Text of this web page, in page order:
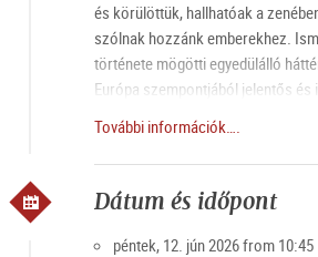
és körülöttük, hallhatóak a
szólnak hozzánk emberekhez.
története mögötti egyedülálló
Európa szempontjából jelentős és
történetről, a Közép-Európa
SALZBURG - A UNESCO
A velencei antik római alapelvekre
szempontból egyedi, korabarokk
század eleji új humanista-
További információk….
Dátum és időpont
péntek, 12. jún 2026 from 10:45